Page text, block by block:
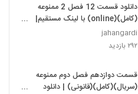
دانلود قسمت 12 فصل 2 ممنوعه
(کامل)(online) با لینک مستقیم|
دانلود قسمت دوازدهم فصل دوم
ممنوعه (قانونی)
jahangardi
۲۹۲ بازدید
قسمت دوازدهم فصل دوم ممنوعه
(سریال)(کامل)(قانونی) | دانلود